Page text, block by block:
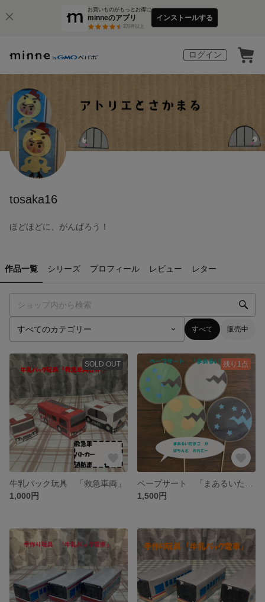
お買いものがもっとお得に
minneのアプリ
3万件以上
インストールする
ログイン
tosaka16
ほどほどに、がんばろう！
作品一覧 シリーズ プロフィール レビュー レター
すべて 販売中
SOLD OUT
牛乳パック玩具 「救急車両」
1,000円
残り1点
1,500円